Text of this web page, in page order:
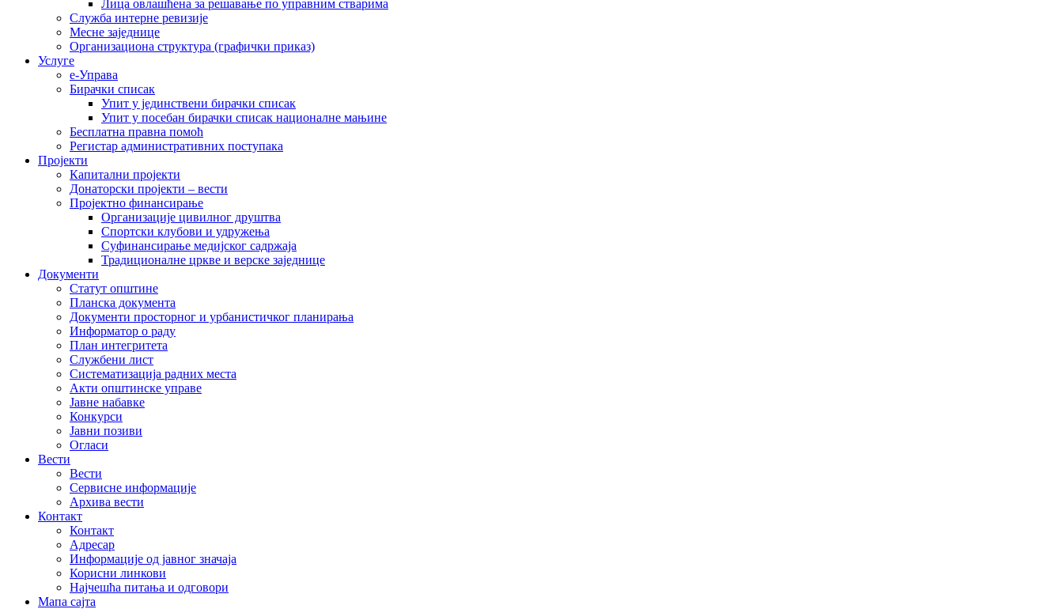
Лица овлашћена за решавање по управним стварима
Служба интерне ревизије
Месне заједнице
Организациона структура (графички приказ)
Услуге
е-Управа
Бирачки списак
Упит у јединствени бирачки списак
Упит у посебан бирачки списак националне мањине
Бесплатна правна помоћ
Регистар административних поступака
Пројекти
Капитални пројекти
Донаторски пројекти – вести
Пројектно финансирање
Организације цивилног друштва
Спортски клубови и удружења
Суфинансирање медијског садржаја
Традиционалне цркве и верске заједнице
Документи
Статут општине
Планска документа
Документи просторног и урбанистичког планирања
Информатор о раду
План интегритета
Службени лист
Систематизација радних места
Акти општинске управе
Јавне набавке
Конкурси
Јавни позиви
Огласи
Вести
Вести
Сервисне информације
Архива вести
Контакт
Контакт
Адресар
Информације од јавног значаја
Корисни линкови
Најчешћа питања и одговори
Мапа сајта